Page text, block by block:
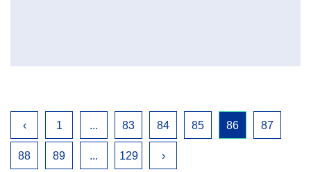
‹ 1 ... 83 84 85 86 87
88 89 ... 129 ›